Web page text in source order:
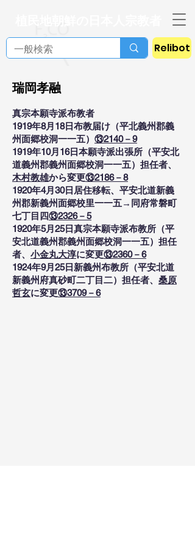
Relibot
瑞岡孝融
真宗本願寺派布教者
1919年8月18日布教届け（平北義州郡義
州面郷校洞一一五） ⑬2140－9
1919年10月16日本願寺派出張所（平安北
道義州郡義州面郷校洞一一五）担任者、
木村教雄から変更⑬2186－8
1920年4月30日居住移転、平安北道新義
州郡新義州面郷校里一一五→同府常磐町
七丁目四⑬2326－5
1920年5月25日真宗本願寺派布教所（平
安北道義州郡義州面郷校洞一一五）担任
者、 小金丸大淳に変更⑬2360－6
1924年9月25日新義州布教所（平安北道
新義州府真砂町二丁目二）担任者、 桑原
哲玄に変更⑬3709－6